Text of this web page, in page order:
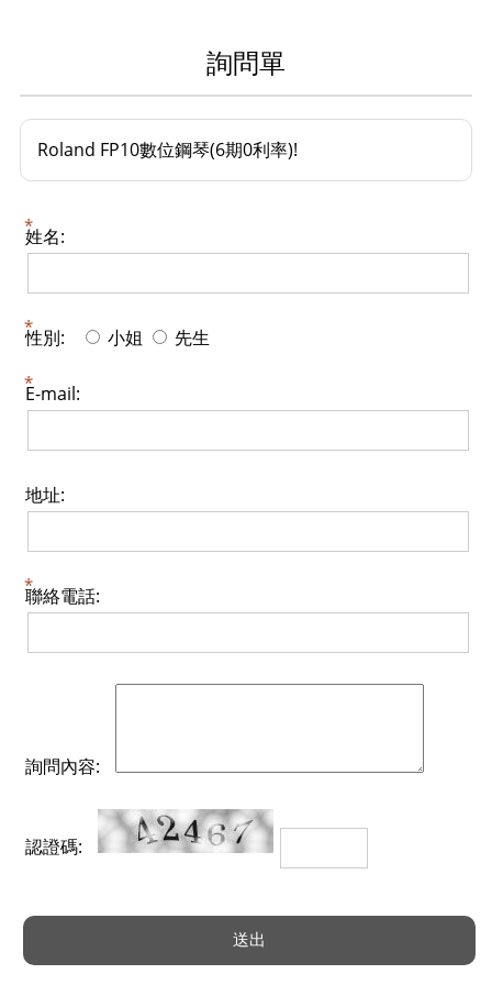
詢問單
Roland FP10數位鋼琴(6期0利率)!
姓名:
性別: 小姐 先生
E-mail:
地址:
聯絡電話:
詢問內容:
認證碼: